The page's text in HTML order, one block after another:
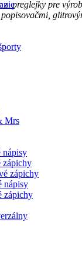
Mrs
nápisy
zápichy
zápichy
nápisy
zápichy
preglejky pre